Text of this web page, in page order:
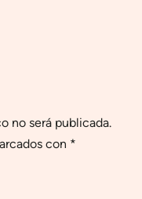
no será publicada.
con *